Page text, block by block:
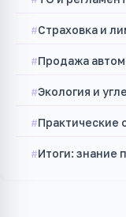
Страховка и
Продажа
Экология и
Практические
Итоги: знание